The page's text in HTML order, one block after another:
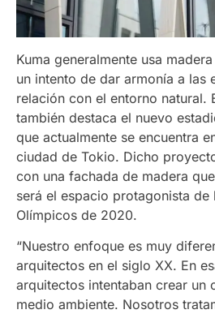
Kuma generalmente usa
un intento de dar armonía a las
relación con el entorno natural.
también destaca el nuevo
que actualmente se encuentra
ciudad de Tokio. Dicho
con una fachada de madera
será el espacio protagonista
Olímpicos de 2020.
“Nuestro enfoque es muy
arquitectos en el siglo XX. En
arquitectos intentaban crear un
medio ambiente. Nosotros